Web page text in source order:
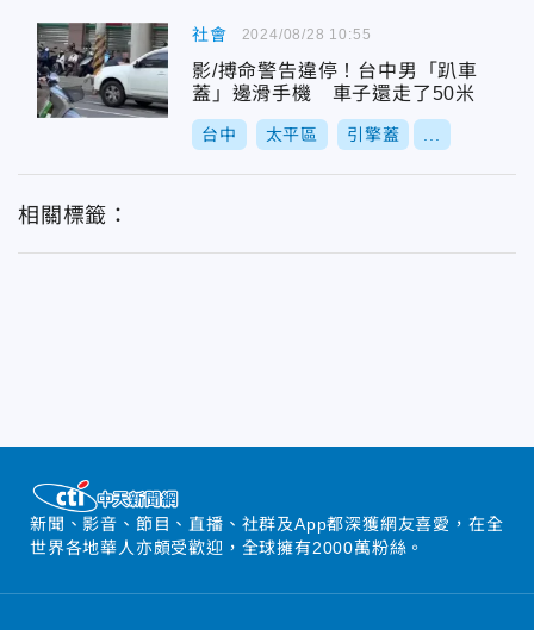
社會
影/搏命警告違停！台中男「趴車
蓋」邊滑手機 車子還走了50米
台中 太平區 引擎蓋
2024/08/28 10:55
相關標籤：
新聞、影音、節目、直播、社群及App都深獲網友喜愛，在全
世界各地華人亦頗受歡迎，全球擁有2000萬粉絲。